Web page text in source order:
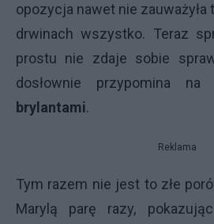
opozycja nawet nie zauważyła
drwinach wszystko. Teraz
prostu nie zdaje sobie
dosłownie przypomina na
brylantami.
Reklama
Tym razem nie jest to złe
Marylą parę razy,